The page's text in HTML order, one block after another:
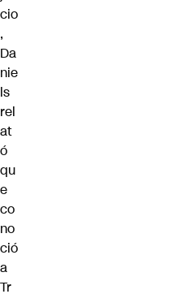
cio
,
Da
nie
ls
rel
at
ó
qu
e
co
no
ció
a
Tr